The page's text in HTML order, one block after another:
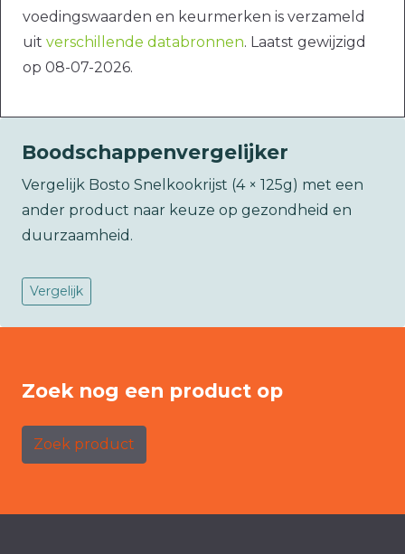
voedingswaarden en keurmerken is verzameld
uit verschillende databronnen. Laatst gewijzigd
op 08-07-2026.
Boodschappenvergelijker
Vergelijk Bosto Snelkookrijst (4 × 125g) met een
ander product naar keuze op gezondheid en
duurzaamheid.
Vergelijk
Zoek nog een product op
Zoek product